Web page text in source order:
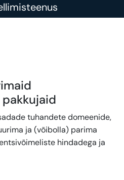
tuhandete domeenide,
ja (võibolla) parima
hindadega ja